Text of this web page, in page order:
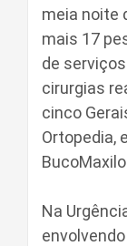
meia noite
mais 17
de
cirurgias
cinco
Ortopedia,
Na